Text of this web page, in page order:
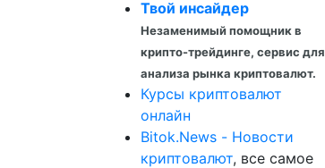
Твой инсайдер
Незаменимый помощник в
крипто-трейдинге, сервис для
анализа рынка криптовалют.
Курсы криптовалют
онлайн
Bitok.News - Новости
криптовалют, все самое